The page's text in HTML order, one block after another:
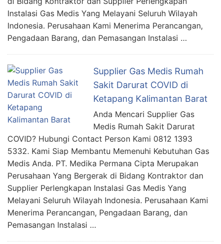
Instalasi Gas Medis Yang Melayani Seluruh Wilayah
Indonesia. Perusahaan Kami Menerima Perancangan,
Pengadaan Barang, dan Pemasangan Instalasi …
Supplier Gas Medis Rumah
Sakit Darurat COVID di
Ketapang Kalimantan Barat
Anda Mencari Supplier Gas
Medis Rumah Sakit Darurat
COVID? Hubungi Contact Person Kami 0812 1393
5332. Kami Siap Membantu Memenuhi Kebutuhan Gas
Medis Anda. PT. Medika Permana Cipta Merupakan
Perusahaan Yang Bergerak di Bidang Kontraktor dan
Supplier Perlengkapan Instalasi Gas Medis Yang
Melayani Seluruh Wilayah Indonesia. Perusahaan Kami
Menerima Perancangan, Pengadaan Barang, dan
Pemasangan Instalasi …